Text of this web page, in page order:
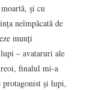
și cu
neîmpăcată de
munți
– avataruri ale
finalul mi-a
protagonist și lupi,